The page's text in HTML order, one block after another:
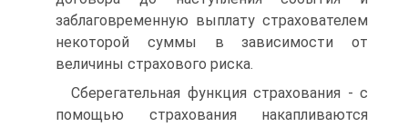
заблаговременную выплату страхователем
некоторой суммы в зависимости от
величины страхового риска.
Сберегательная функция страхования - с
помощью страхования накапливаются